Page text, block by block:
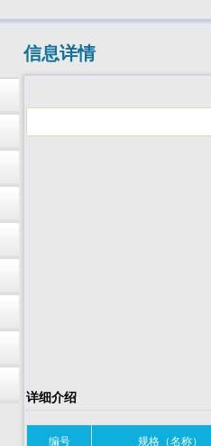
信息详情
详细介绍
编号 规格（名称）